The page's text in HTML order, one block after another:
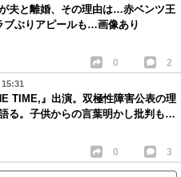
夫と離婚、その理由は…赤ベンツ王
ブぶりアピールも…画像あり
0 2
TIME,』出演。双極性障害公表の理
る。子供からの言葉明かし批判も…
0 3